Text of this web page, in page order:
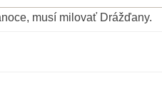
musí milovať Drážďany.